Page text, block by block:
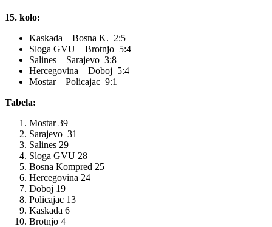
15. kolo:
Kaskada – Bosna K. 2:5
Sloga GVU – Brotnjo 5:4
Salines – Sarajevo 3:8
Hercegovina – Doboj 5:4
Mostar – Policajac 9:1
Tabela:
Mostar 39
Sarajevo 31
Salines 29
Sloga GVU 28
Bosna Kompred 25
Hercegovina 24
Doboj 19
Policajac 13
Kaskada 6
Brotnjo 4